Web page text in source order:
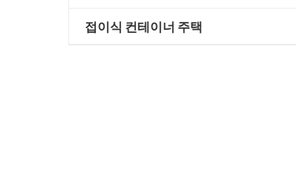
접이식 컨테이너 주택